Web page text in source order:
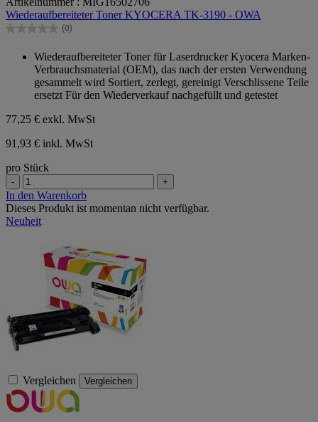
von
5
Sternen.
Wiederaufbereiteter Toner KYOCERA TK-3190 - OWA
(0)
0.0
Sternen.
Wiederaufbereiteter Toner für Laserdrucker Kyocera Marken-
Verbrauchsmaterial (OEM), das nach der ersten Verwendung
gesammelt wird Sortiert, zerlegt, gereinigt Verschlissene Teile
ersetzt Für den Wiederverkauf nachgefüllt und getestet
77,25 € exkl. MwSt
91,93 € inkl. MwSt
pro Stück
- +
In den Warenkorb
Dieses Produkt ist momentan nicht verfügbar.
Neuheit
Vergleichen Vergleichen